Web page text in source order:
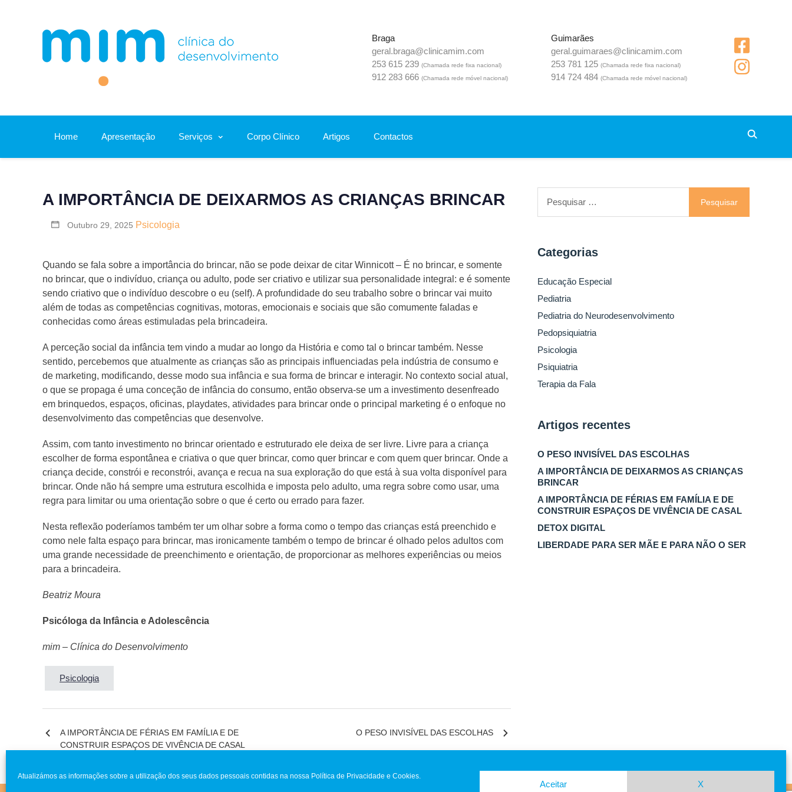
Atualizámos as informações sobre a utilização dos seus dados pessoais contidas na nossa Política de Privacidade e Cookies.
Aceitar X
Mim Clínica Do Desenvolvimento
Braga
geral.braga@clinicamim.com
253 615 239 (Chamada rede fixa nacional)
912 283 666 (Chamada rede móvel nacional)
Guimarães
geral.guimaraes@clinicamim.com
253 781 125 (Chamada rede fixa nacional)
914 724 484 (Chamada rede móvel nacional)
Home Apresentação Serviços Corpo Clínico Artigos Contactos
A IMPORTÂNCIA DE DEIXARMOS AS CRIANÇAS BRINCAR
Outubro 29, 2025 Psicologia
Quando se fala sobre a importância do brincar, não se pode deixar de citar Winnicott – É no brincar, e somente
no brincar, que o indivíduo, criança ou adulto, pode ser criativo e utilizar sua personalidade integral: e é somente
sendo criativo que o indivíduo descobre o eu (self). A profundidade do seu trabalho sobre o brincar vai muito
além de todas as competências cognitivas, motoras, emocionais e sociais que são comumente faladas e
conhecidas como áreas estimuladas pela brincadeira.
A perceção social da infância tem vindo a mudar ao longo da História e como tal o brincar também. Nesse
sentido, percebemos que atualmente as crianças são as principais influenciadas pela indústria de consumo e
de marketing, modificando, desse modo sua infância e sua forma de brincar e interagir. No contexto social atual,
o que se propaga é uma conceção de infância do consumo, então observa-se um a investimento desenfreado
em brinquedos, espaços, oficinas, playdates, atividades para brincar onde o principal marketing é o enfoque no
desenvolvimento das competências que desenvolve.
Assim, com tanto investimento no brincar orientado e estruturado ele deixa de ser livre. Livre para a criança
escolher de forma espontânea e criativa o que quer brincar, como quer brincar e com quem quer brincar. Onde a
criança decide, constrói e reconstrói, avança e recua na sua exploração do que está à sua volta disponível para
brincar. Onde não há sempre uma estrutura escolhida e imposta pelo adulto, uma regra sobre como usar, uma
regra para limitar ou uma orientação sobre o que é certo ou errado para fazer.
Nesta reflexão poderíamos também ter um olhar sobre a forma como o tempo das crianças está preenchido e
como nele falta espaço para brincar, mas ironicamente também o tempo de brincar é olhado pelos adultos com
uma grande necessidade de preenchimento e orientação, de proporcionar as melhores experiências ou meios
para a brincadeira.
Beatriz Moura
Psicóloga da Infância e Adolescência
mim – Clínica do Desenvolvimento
Psicologia
Navegação
artigos
A IMPORTÂNCIA DE FÉRIAS EM FAMÍLIA E DE
CONSTRUIR ESPAÇOS DE VIVÊNCIA DE CASAL
O PESO INVISÍVEL DAS ESCOLHAS
por:
Categorias
Educação Especial
Pediatria
Pediatria do Neurodesenvolvimento
Pedopsiquiatria
Psicologia
Psiquiatria
Terapia da Fala
Artigos recentes
O PESO INVISÍVEL DAS ESCOLHAS
A IMPORTÂNCIA DE DEIXARMOS AS CRIANÇAS
BRINCAR
A IMPORTÂNCIA DE FÉRIAS EM FAMÍLIA E DE
CONSTRUIR ESPAÇOS DE VIVÊNCIA DE CASAL
DETOX DIGITAL
LIBERDADE PARA SER MÃE E PARA NÃO O SER